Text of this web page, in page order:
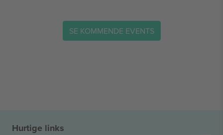
SE KOMMENDE EVENTS
Hurtige links